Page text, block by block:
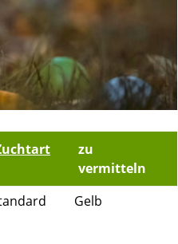
zu
vermitteln
Gelb